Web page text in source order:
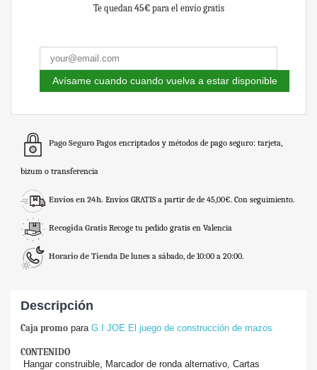
Te quedan 45€para el envío gratis
Avísame cuando cuando vuelva a estar disponible
Pago Seguro Pagos encriptados y métodos de pago seguro: tarjeta,
bizum o transferencia
Envíos en 24h. Envíos GRATIS a partir de de 45,00€. Con seguimiento.
Recogida Gratis Recoge tu pedido gratis en Valencia
Horario de Tienda De lunes a sábado, de 10:00 a 20:00.
Descripción
Caja promo para G.I JOE El juego de construcción de mazos
CONTENIDO
Hangar construible, Marcador de ronda alternativo, Cartas